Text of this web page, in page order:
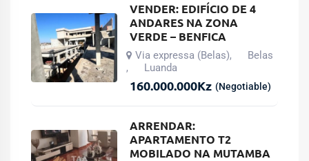
VENDER: EDIFÍCIO DE 4
ANDARES NA ZONA
VERDE – BENFICA
Via expressa (Belas), Belas
, Luanda
160.000.000Kz (Negotiable)
ARRENDAR:
APARTAMENTO T2
MOBILADO NA MUTAMBA